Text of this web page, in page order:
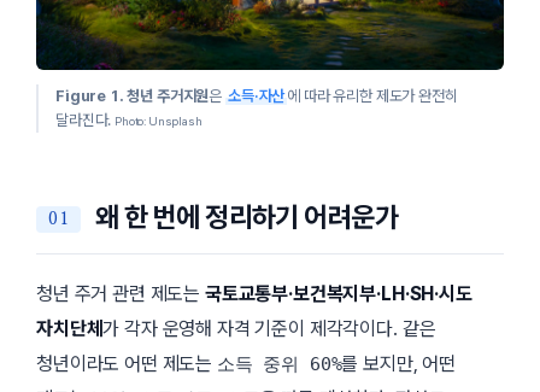
Figure 1. 청년 주거지원은 소득·자산에 따라 유리한 제도가 완전히
달라진다. Photo: Unsplash
왜 한 번에 정리하기 어려운가
청년 주거 관련 제도는 국토교통부·보건복지부·LH·SH·시도
자치단체가 각자 운영해 자격 기준이 제각각이다. 같은
청년이라도 어떤 제도는 소득 중위 60%를 보지만, 어떤